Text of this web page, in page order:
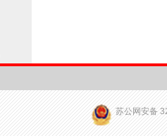
苏公网安备